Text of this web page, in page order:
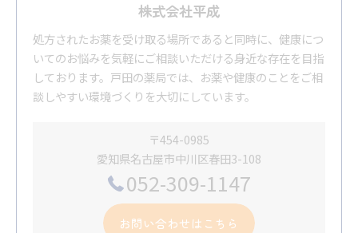
株式会社平成
処方されたお薬を受け取る場所であると同時に、健康につ
いてのお悩みを気軽にご相談いただける身近な存在を目指
しております。戸田の薬局では、お薬や健康のことをご相
談しやすい環境づくりを大切にしています。
〒454-0985
愛知県名古屋市中川区春田3-108
052-309-1147
お問い合わせはこちら